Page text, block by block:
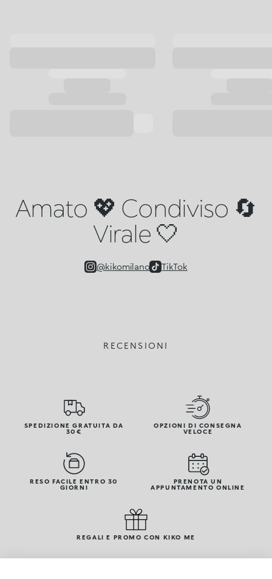
Amato 💖 Condiviso 🔄
Virale 🤍
@kikomilano TikTok
RECENSIONI
SPEDIZIONE GRATUITA DA
30€
OPZIONI DI CONSEGNA
VELOCE
RESO FACILE ENTRO 30
GIORNI
PRENOTA UN
APPUNTAMENTO ONLINE
REGALI E PROMO CON KIKO ME